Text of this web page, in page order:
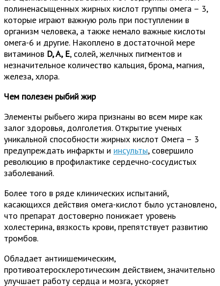
полиненасыщенных жирных кислот группы омега – 3,
которые играют важную роль при поступлении в
организм человека, а также немало важные кислоты
омега-6 и другие. Накоплено в достаточной мере
витаминов D, A, E, солей, желчных пигментов и
незначительное количество кальция, брома, магния,
железа, хлора.
Чем полезен рыбий жир
Элементы рыбьего жира признаны во всем мире как
залог здоровья, долголетия. Открытие ученых
уникальной способности жирных кислот Омега – 3
предупреждать инфаркты и инсульты, совершило
революцию в профилактике сердечно-сосудистых
заболеваний.
Более того в ряде клинических испытаний,
касающихся действия омега-кислот было установлено,
что препарат достоверно понижает уровень
холестерина, вязкость крови, препятствует развитию
тромбов.
Обладает антиишемическим,
противоатеросклеротическим действием, значительно
улучшает работу сердца и мозга, ускоряет